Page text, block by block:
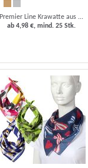
Premier Line Krawatte aus ...
ab 4,98 €, mind. 25 Stk.